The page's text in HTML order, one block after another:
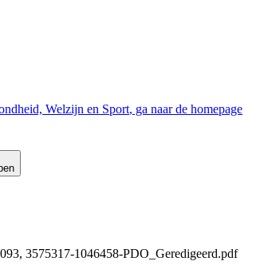
Welzijn en Sport, ga naar de homepage
3575317-1046458-PDO_Geredigeerd.pdf